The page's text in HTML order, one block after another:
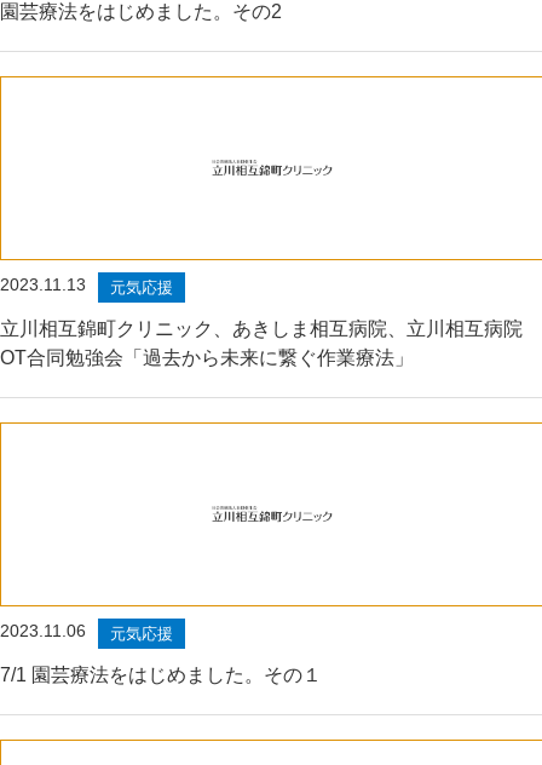
園芸療法をはじめました。その2
2023.11.13 元気応援
立川相互錦町クリニック、あきしま相互病院、立川相互病院
OT合同勉強会「過去から未来に繋ぐ作業療法」
2023.11.06 元気応援
7/1 園芸療法をはじめました。その１